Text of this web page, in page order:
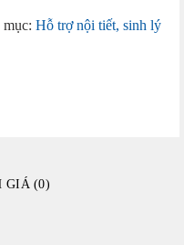
Hỗ trợ nội tiết, sinh lý
GIÁ (0)